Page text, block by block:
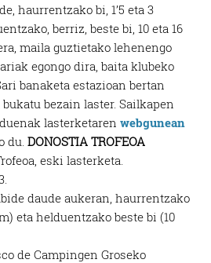
haurrentzako bi, 1’5 eta 3
berriz, beste bi, 10 eta 16
maila guztietako lehenengo
egongo dira, baita klubeko
banaketa estazioan bertan
bezain laster. Sailkapen
lasterketarenwebgunean
du.DONOSTIA TROFEOA
eski lasterketa.
daude aukeran, haurrentzako
eta helduentzako beste bi (10
de Campingen Groseko